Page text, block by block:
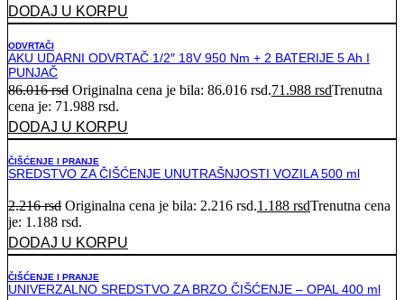
DODAJ U KORPU
ODVRTAČI
AKU UDARNI ODVRTAČ 1/2″ 18V 950 Nm + 2 BATERIJE 5 Ah I
PUNJAČ
86.016rsd Originalna cena je bila: 86.016 rsd.71.988 rsdTrenutna
cena je: 71.988 rsd.
DODAJ U KORPU
ČIŠĆENJE I PRANJE
SREDSTVO ZA ČIŠĆENJE UNUTRAŠNJOSTI VOZILA 500 ml
2.216rsd Originalna cena je bila: 2.216 rsd.1.188 rsdTrenutna cena
je: 1.188 rsd.
DODAJ U KORPU
ČIŠĆENJE I PRANJE
UNIVERZALNO SREDSTVO ZA BRZO ČIŠĆENJE – OPAL 400 ml